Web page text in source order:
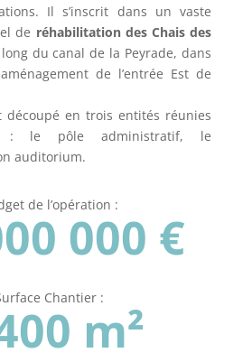
Il s’inscrit dans un vaste
de réhabilitation des Chais des
du canal de la Peyrade, dans
de l’entrée Est de
découpé en trois entités réunies
: le pôle administratif, le
auditorium.
de l’opération :
000 €
Chantier :
m²